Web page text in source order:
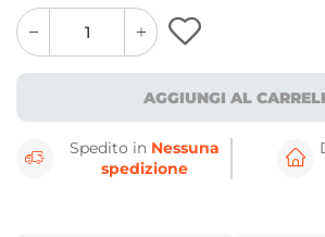
quantity
button
quantity
minus
button
AGGIUNGI AL
Spedito in Nessuna
spedizione